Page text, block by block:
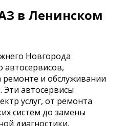
в Ленинском
Новгорода
автосервисов,
и обслуживании
автосервисы
услуг, от ремонта
систем до замены
диагностики.